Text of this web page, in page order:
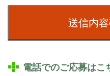
電話でのご応募はこ